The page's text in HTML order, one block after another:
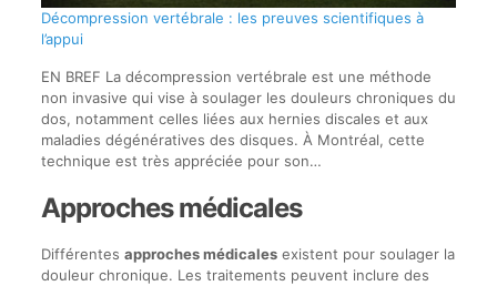
Décompression vertébrale : les preuves scientifiques à
l’appui
EN BREF La décompression vertébrale est une méthode
non invasive qui vise à soulager les douleurs chroniques du
dos, notamment celles liées aux hernies discales et aux
maladies dégénératives des disques. À Montréal, cette
technique est très appréciée pour son…
Approches médicales
Différentes approches médicalesexistent pour soulager la
douleur chronique. Les traitements peuvent inclure des